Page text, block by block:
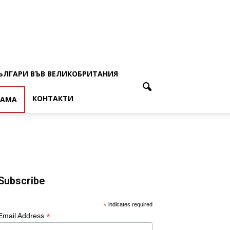
ВЪВ ВЕЛИКОБРИТАНИЯ
КОНТАКТИ
* indicates required
Address *